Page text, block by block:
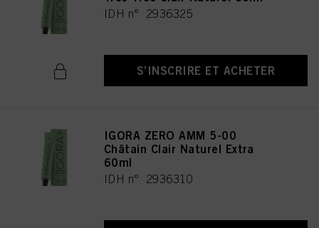
IDH n° 2936325
S’INSCRIRE ET ACHETER
IGORA ZERO AMM 5-00
Châtain Clair Naturel Extra
60ml
IDH n° 2936310